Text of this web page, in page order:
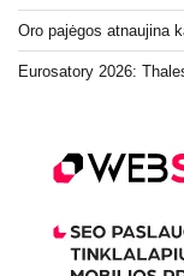
Oro pajėgos atnaujina
Eurosatory 2026: